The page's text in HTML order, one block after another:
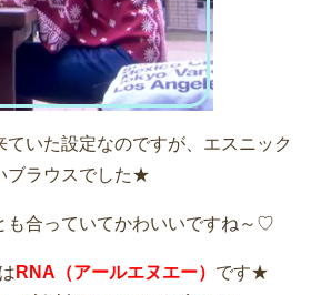
ていた設定なのですが、エスニック
ブラウスでした★
も合っていてかわいいですね～♡
RNA（アールエヌエー） です★